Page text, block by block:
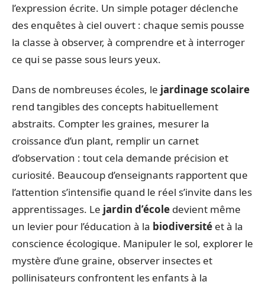
l’expression écrite. Un simple potager déclenche
des enquêtes à ciel ouvert : chaque semis pousse
la classe à observer, à comprendre et à interroger
ce qui se passe sous leurs yeux.
Dans de nombreuses écoles, le jardinage scolaire
rend tangibles des concepts habituellement
abstraits. Compter les graines, mesurer la
croissance d’un plant, remplir un carnet
d’observation : tout cela demande précision et
curiosité. Beaucoup d’enseignants rapportent que
l’attention s’intensifie quand le réel s’invite dans les
apprentissages. Le jardin d’école devient même
un levier pour l’éducation à la biodiversité et à la
conscience écologique. Manipuler le sol, explorer le
mystère d’une graine, observer insectes et
pollinisateurs confrontent les enfants à la